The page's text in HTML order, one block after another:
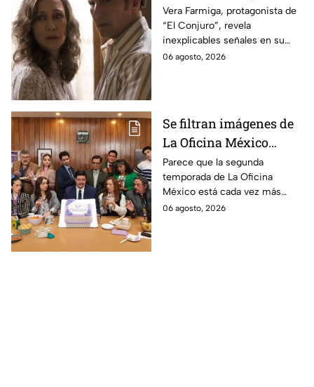
revela INQUIETANTES
señales en su cuerpo
durante la grabación de
la película
Vera Farmiga, protagonista de
“El Conjuro”, revela
inexplicables señales en su
cuerpo durante el rodaje de la
06 agosto, 2026
Se filtran imágenes de
La Oficina México
temporada 2 y un
detalle desata teorías
entre los fans
Parece que la segunda
temporada de La Oficina
México está cada vez más
cerca, pues el elenco ya se
06 agosto, 2026